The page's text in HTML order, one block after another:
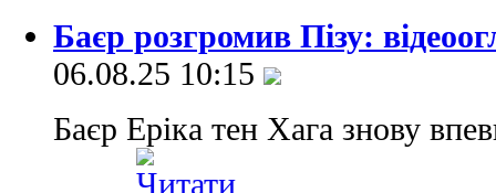
Баєр розгромив Пізу:
06.08.25 10:15
Баєр Еріка тен Хага знову